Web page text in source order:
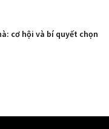
cơ hội và bí quyết chọn